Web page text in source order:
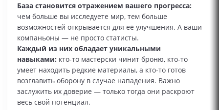
База становится отражением вашего прогресса:
чем больше вы исследуете мир, тем больше
возможностей открывается для её улучшения. А ваши
компаньоны — не просто статисты.
Каждый из них обладает уникальными
навыками: кто-то мастерски чинит броню, кто-то
умеет находить редкие материалы, а кто-то готов
возглавить оборону в случае нападения. Важно
заслужить их доверие — только тогда они раскроют
весь свой потенциал.